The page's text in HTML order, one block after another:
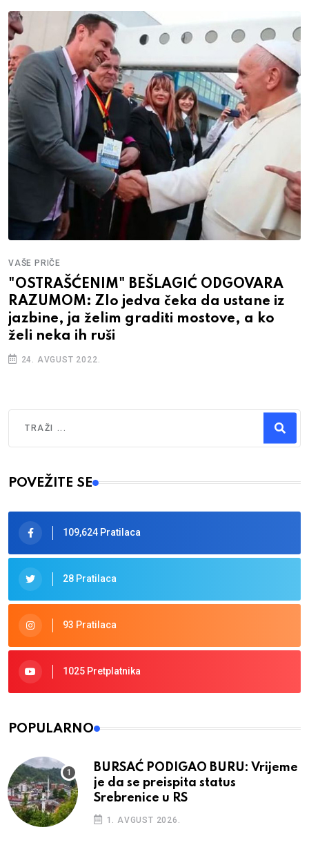
VAŠE PRIČE
"OSTRAŠĆENIM" BEŠLAGIĆ ODGOVARA
RAZUMOM: Zlo jedva čeka da ustane iz
jazbine, ja želim graditi mostove, a ko
želi neka ih ruši
24. AVGUST 2022.
Type 2 or more characters for results.
POVEŽITE SE
109,624 Pratilaca
28 Pratilaca
93 Pratilaca
1025 Pretplatnika
POPULARNO
BURSAĆ PODIGAO BURU: Vrijeme
je da se preispita status
Srebrenice u RS
1. AVGUST 2026.